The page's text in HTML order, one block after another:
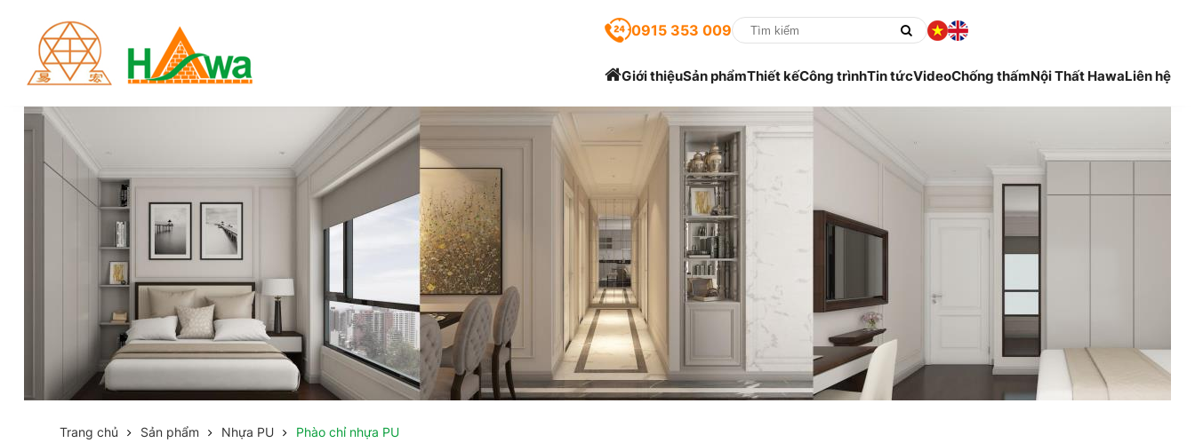
0915 353 009
Giới thiệuSản phẩmThiết kếCông trìnhTin tứcVideoChống thấmNội Thất HawaLiên hệ
Trang chủ Sản phẩm Nhựa PU Phào chỉ nhựa PU